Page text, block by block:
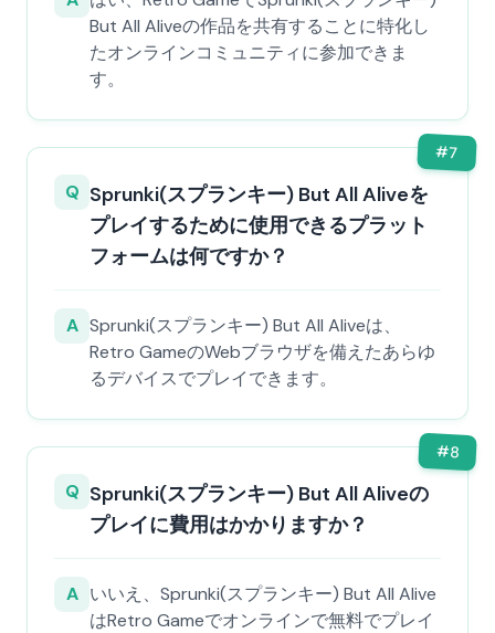
But All Aliveの作品を共有することに特化し
たオンラインコミュニティに参加できま
す。
#7
Q Sprunki(スプランキー) But All Aliveを
プレイするために使用できるプラット
フォームは何ですか？
A Sprunki(スプランキー) But All Aliveは、
Retro GameのWebブラウザを備えたあらゆ
るデバイスでプレイできます。
#8
Q Sprunki(スプランキー) But All Aliveの
プレイに費用はかかりますか？
A いいえ、Sprunki(スプランキー) But All Alive
はRetro Gameでオンラインで無料でプレイ